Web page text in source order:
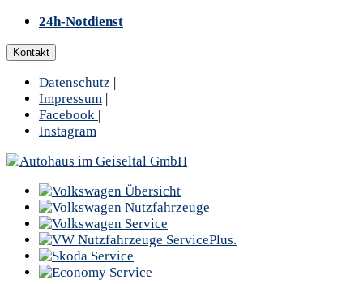
24h-Notdienst
Kontakt
Datenschutz |
Impressum |
Facebook |
Instagram